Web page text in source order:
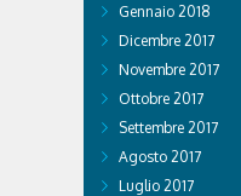
Gennaio 2018
Dicembre 2017
Novembre 2017
Ottobre 2017
Settembre 2017
Agosto 2017
Luglio 2017